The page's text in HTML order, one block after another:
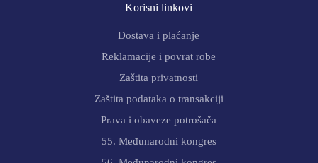
Korisni linkovi
Dostava i plaćanje
Reklamacije i povrat robe
Zaštita privatnosti
Zaštita podataka o transakciji
Prava i obaveze potrošača
55. Međunarodni kongres